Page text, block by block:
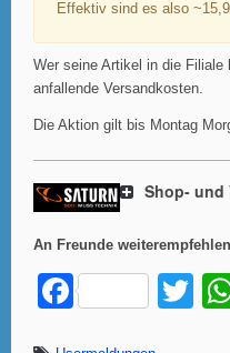
Effektiv sind es also
Wer seine Artikel in die Filiale
anfallende Versandkosten.
Die Aktion gilt bis Montag
Shop- und
An Freunde
F
T